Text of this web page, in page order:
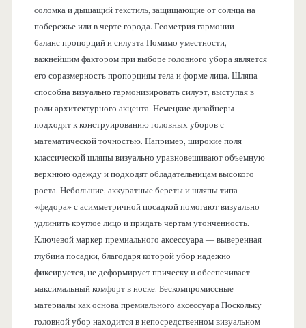
соломка и дышащий текстиль, защищающие от солнца на
побережье или в черте города. Геометрия гармонии —
баланс пропорций и силуэта Помимо уместности,
важнейшим фактором при выборе головного убора является
его соразмерность пропорциям тела и форме лица. Шляпа
способна визуально гармонизировать силуэт, выступая в
роли архитектурного акцента. Немецкие дизайнеры
подходят к конструированию головных уборов с
математической точностью. Например, широкие поля
классической шляпы визуально уравновешивают объемную
верхнюю одежду и подходят обладательницам высокого
роста. Небольшие, аккуратные береты и шляпы типа
«федора» с асимметричной посадкой помогают визуально
удлинить круглое лицо и придать чертам утонченность.
Ключевой маркер премиального аксессуара — выверенная
глубина посадки, благодаря которой убор надежно
фиксируется, не деформирует прическу и обеспечивает
максимальный комфорт в носке. Бескомпромиссные
материалы как основа премиального аксессуара Поскольку
головной убор находится в непосредственном визуальном